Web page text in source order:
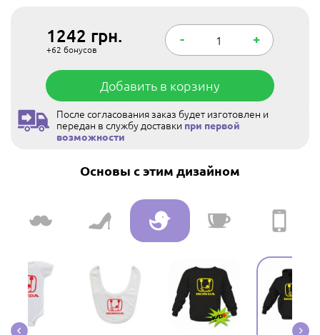
1242 грн.
+62 бонусов
- +
Добавить в корзину
После согласования заказ будет изготовлен и
передан в службу доставки при первой
возможности
Основы с этим дизайном